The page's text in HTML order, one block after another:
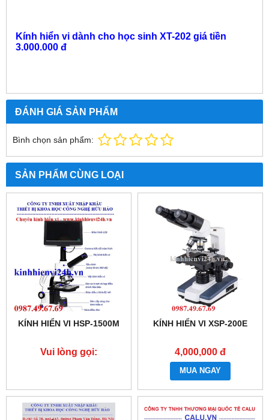
Kính hiển vi dành cho học sinh XT-202 giá tiền
3.000.000 đ
ĐÁNH GIÁ SẢN PHẨM
Bình chọn sản phẩm:
SẢN PHẨM CÙNG LOẠI
KÍNH HIỂN VI HSP-1500M
Vui lòng gọi:
KÍNH HIỂN VI XSP-200E
4,000,000 đ
MUA NGAY